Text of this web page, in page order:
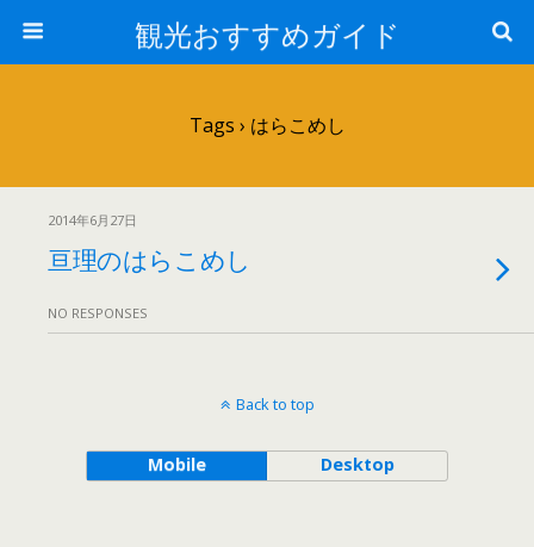
観光おすすめガイド
Tags › はらこめし
2014年6月27日
亘理のはらこめし
NO RESPONSES
Back to top
Mobile Desktop